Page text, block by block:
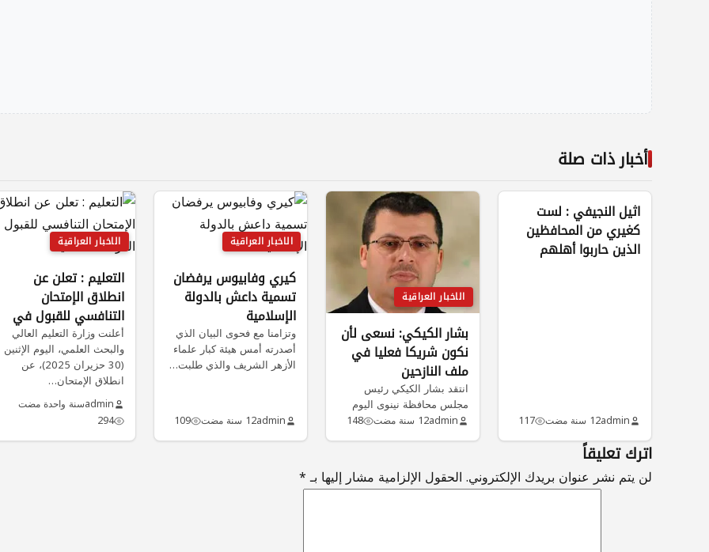
أخبار ذات صلة
اثيل النجيفي : لست
كغيري من المحافظين
الذين حاربوا أهلهم
admin12 سنة مضت 117
الاخبار العراقية
بشار الكيكي: نسعى لأن
نكون شريكا فعليا في
ملف النازحين
انتقد بشار الكيكي رئيس
مجلس محافظة نينوى اليوم
ضعف عمل وزارة الهجرة
والمهجرين في…
admin12 سنة مضت 148
الاخبار العراقية
كيري وفابيوس يرفضان
تسمية داعش بالدولة
الإسلامية
وتزامنا مع فحوى البيان الذي
أصدرته أمس هيئة كبار علماء
الأزهر الشريف والذي طلبت…
admin12 سنة مضت 109
الاخبار العراقية
التعليم : تعلن عن
انطلاق الإمتحان
التنافسي للقبول في
الدراسات العليا.
أعلنت وزارة التعليم العالي
والبحث العلمي، اليوم الإثنين
(30 حزيران 2025)، عن
انطلاق الإمتحان…
adminسنة واحدة مضت
294
اترك تعليقاً
لن يتم نشر عنوان بريدك الإلكتروني.الحقول الإلزامية مشار إليها بـ*